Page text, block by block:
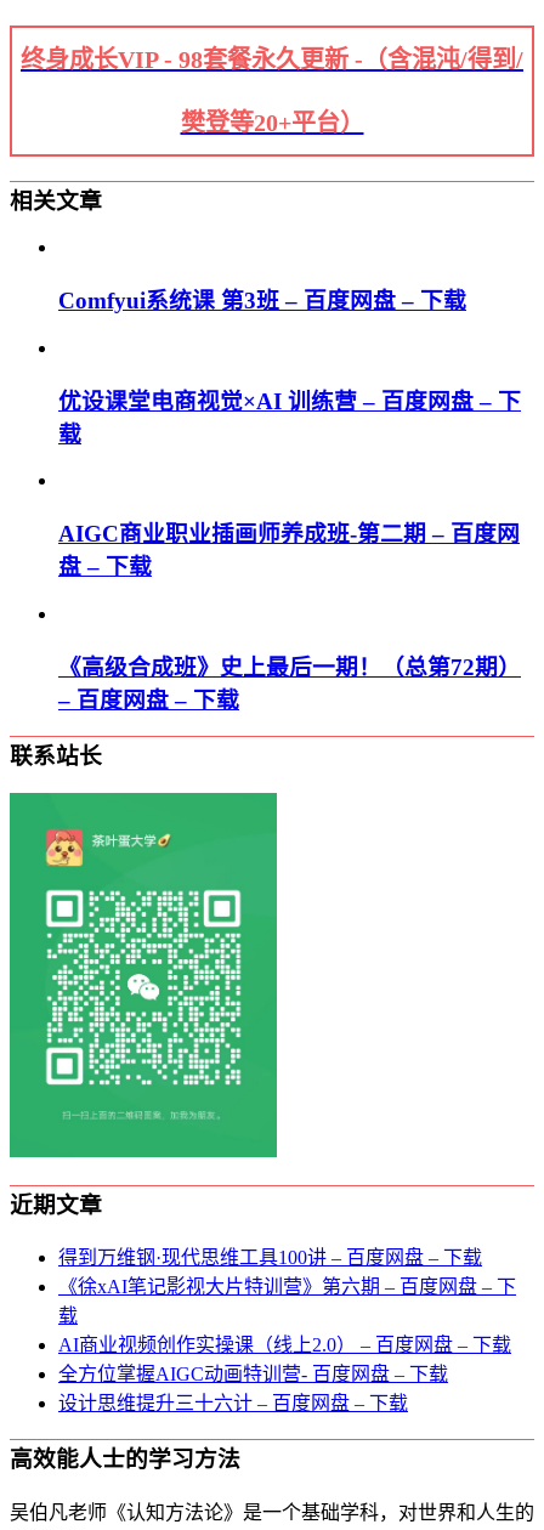
终身成长VIP - 98套餐永久更新 -（含混沌/得到/
樊登等20+平台）
相关文章
Comfyui系统课 第3班 – 百度网盘 – 下载
优设课堂电商视觉×AI 训练营 – 百度网盘 – 下
载
AIGC商业职业插画师养成班-第二期 – 百度网
盘 – 下载
《高级合成班》史上最后一期！（总第72期）
– 百度网盘 – 下载
联系站长
近期文章
得到万维钢·现代思维⼯具100讲 – 百度网盘 – 下载
《徐xAI笔记影视大片特训营》第六期 – 百度网盘 – 下
载
AI商业视频创作实操课（线上2.0） – 百度网盘 – 下载
全方位掌握AIGC动画特训营- 百度网盘 – 下载
设计思维提升三十六计 – 百度网盘 – 下载
高效能人士的学习方法
吴伯凡老师《认知方法论》是一个基础学科，对世界和人生的